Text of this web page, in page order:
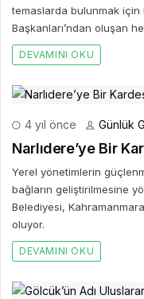
temaslarda bulunmak için
Başkanları’ndan oluşan
DEVAMINI OKU
4 yıl önce Günlük
Narlıdere’ye Bir
Yerel yönetimlerin
bağların geliştirilmesine
Belediyesi,
oluyor.
DEVAMINI OKU